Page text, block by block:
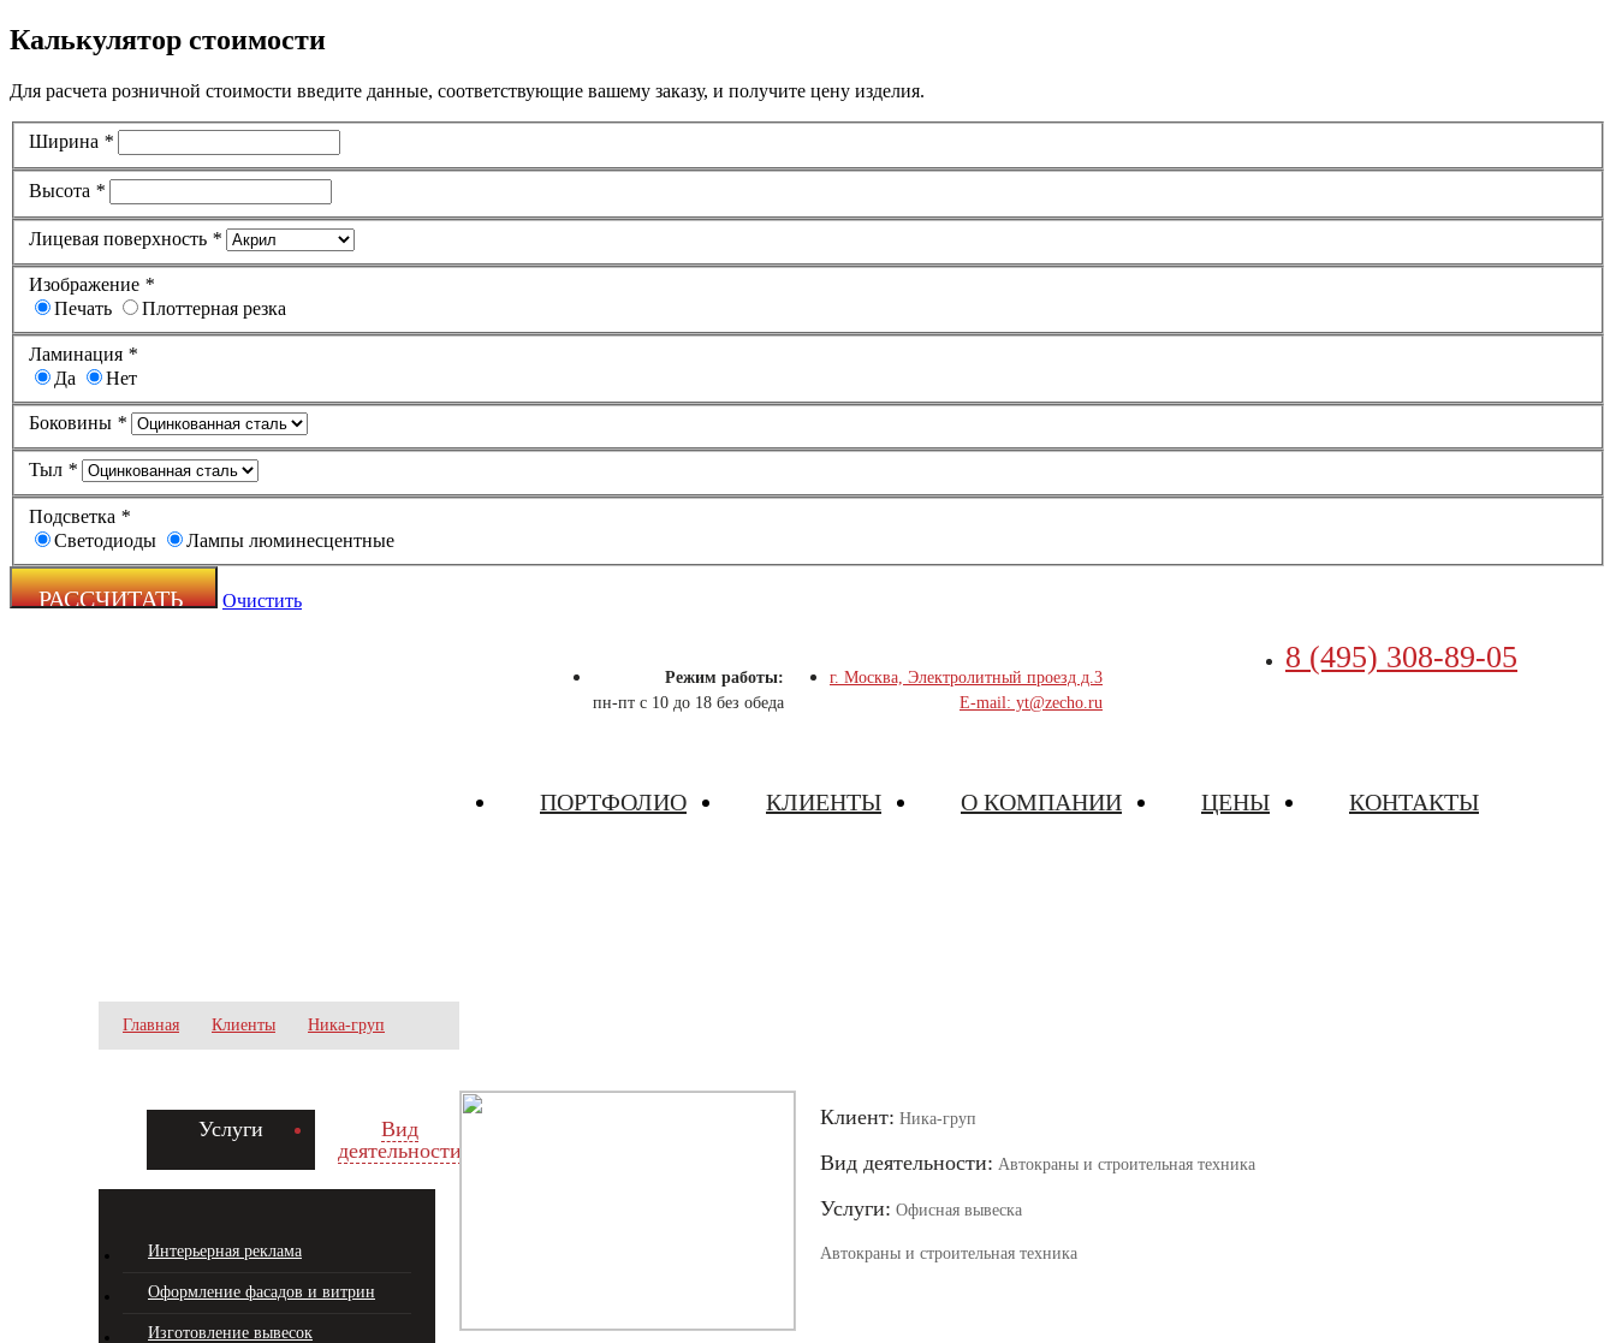
Калькулятор стоимости
Для расчета розничной стоимости введите данные, соответствующие вашему заказу, и получите цену изделия.
Ширина *
Высота *
Лицевая поверхность *
Изображение *
Печать
Плоттерная резка
Ламинация *
Да
Нет
Боковины *
Тыл *
Подсветка *
Светодиоды
Лампы люминесцентные
Очистить
Режим работы:
пн-пт с 10 до 18 без обеда
г. Москва, Электролитный проезд д.3
E-mail: yt@zecho.ru
8 (495) 308-89-05
ПОРТФОЛИО КЛИЕНТЫ О КОМПАНИИ ЦЕНЫ КОНТАКТЫ
Главная Клиенты Ника-груп
Услуги
Вид
деятельности
Интерьерная реклама
Оформление фасадов и витрин
Изготовление вывесок
Клиент: Ника-груп
Вид деятельности: Автокраны и строительная техника
Услуги: Офисная вывеска
Автокраны и строительная техника